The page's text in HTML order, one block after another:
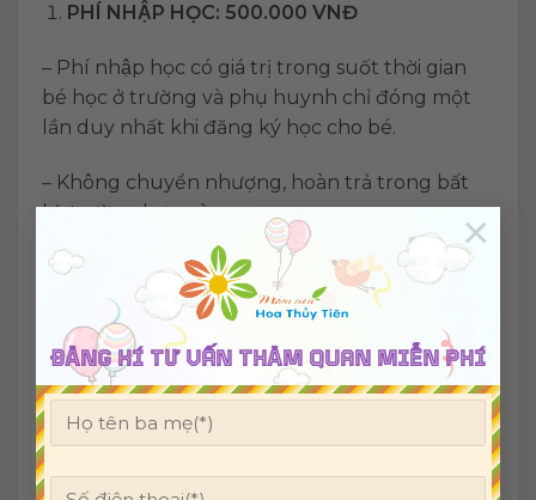
ĐĂNG KÍ TƯ VẤN THĂM QUAN MIỄN PHÍ
×
PHÍ NHẬP HỌC: 500.000 VNĐ
– Phí nhập học có giá trị trong suốt thời gian
bé học ở trường và phụ huynh chỉ đóng một
lần duy nhất khi đăng ký học cho bé.
– Không chuyển nhượng, hoàn trả trong bất
kỳ trường hợp nào
– Được bảo lưu trong vòng 3 tháng (Quá thời
hạn bảo lưu, quý cha mẹ vui lòng đóng lại phí
nhập học)
ĐÓNG GÓP THEO THÁNG NĂM HỌC 2021-
2022
2.1. Học phí, tiền